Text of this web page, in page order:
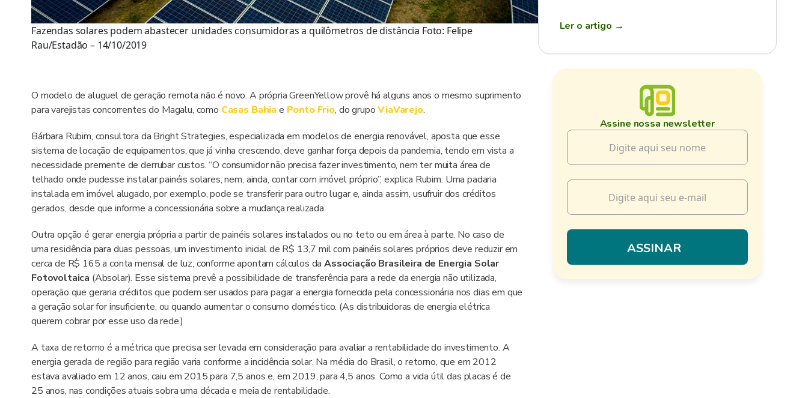
Fazendas solares podem abastecer unidades consumidoras a quilômetros de distância Foto: Felipe
Rau/Estadão – 14/10/2019
O modelo de aluguel de geração remota não é novo. A própria GreenYellow provê há alguns anos o mesmo suprimento
para varejistas concorrentes do Magalu, como Casas Bahiae Ponto Frio, do grupoViaVarejo.
Bárbara Rubim, consultora da Bright Strategies, especializada em modelos de energia renovável, aposta que esse
sistema de locação de equipamentos, que já vinha crescendo, deve ganhar força depois da pandemia, tendo em vista a
necessidade premente de derrubar custos. “O consumidor não precisa fazer investimento, nem ter muita área de
telhado onde pudesse instalar painéis solares, nem, ainda, contar com imóvel próprio”, explica Rubim. Uma padaria
instalada em imóvel alugado, por exemplo, pode se transferir para outro lugar e, ainda assim, usufruir dos créditos
gerados, desde que informe a concessionária sobre a mudança realizada.
Outra opção é gerar energia própria a partir de painéis solares instalados ou no teto ou em área à parte. No caso de
uma residência para duas pessoas, um investimento inicial de R$ 13,7 mil com painéis solares próprios deve reduzir em
cerca de R$ 165 a conta mensal de luz, conforme apontam cálculos daAssociação Brasileira de Energia Solar
Fotovoltaica (Absolar). Esse sistema prevê a possibilidade de transferência para a rede da energia não utilizada,
operação que geraria créditos que podem ser usados para pagar a energia fornecida pela concessionária nos dias em que
a geração solar for insuficiente, ou quando aumentar o consumo doméstico. (As distribuidoras de energia elétrica
querem cobrar por esse uso da rede.)
A taxa de retorno é a métrica que precisa ser levada em consideração para avaliar a rentabilidade do investimento. A
energia gerada de região para região varia conforme a incidência solar. Na média do Brasil, o retorno, que em 2012
estava avaliado em 12 anos, caiu em 2015 para 7,5 anos e, em 2019, para 4,5 anos. Como a vida útil das placas é de
25 anos, nas condições atuais sobra uma década e meia de rentabilidade.
Ler o artigo →
Assine nossa newsletter